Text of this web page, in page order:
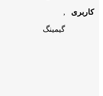
کاربری
,
گیمینگ